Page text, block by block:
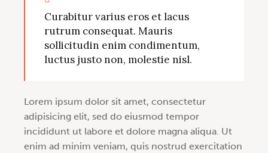
Curabitur varius eros et lacus
rutrum consequat. Mauris
sollicitudin enim condimentum,
luctus justo non, molestie nisl.
Lorem ipsum dolor sit amet, consectetur
adipisicing elit, sed do eiusmod tempor
incididunt ut labore et dolore magna aliqua. Ut
enim ad minim veniam, quis nostrud exercitation